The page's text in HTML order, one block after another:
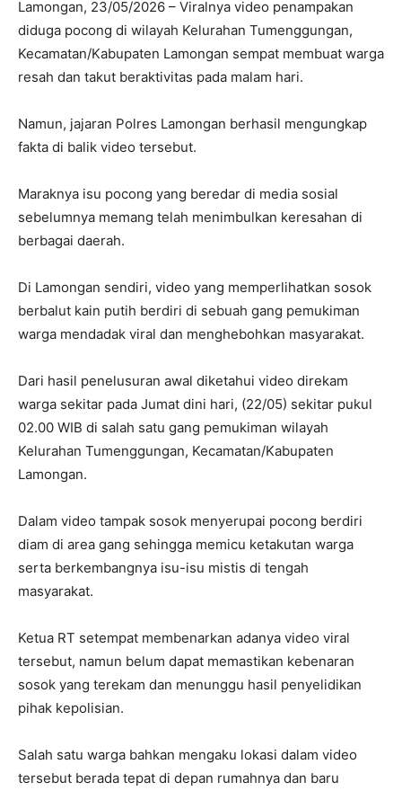
Lamongan, 23/05/2026 – Viralnya video penampakan
diduga pocong di wilayah Kelurahan Tumenggungan,
Kecamatan/Kabupaten Lamongan sempat membuat warga
resah dan takut beraktivitas pada malam hari.
Namun, jajaran Polres Lamongan berhasil mengungkap
fakta di balik video tersebut.
Maraknya isu pocong yang beredar di media sosial
sebelumnya memang telah menimbulkan keresahan di
berbagai daerah.
Di Lamongan sendiri, video yang memperlihatkan sosok
berbalut kain putih berdiri di sebuah gang pemukiman
warga mendadak viral dan menghebohkan masyarakat.
Dari hasil penelusuran awal diketahui video direkam
warga sekitar pada Jumat dini hari, (22/05) sekitar pukul
02.00 WIB di salah satu gang pemukiman wilayah
Kelurahan Tumenggungan, Kecamatan/Kabupaten
Lamongan.
Dalam video tampak sosok menyerupai pocong berdiri
diam di area gang sehingga memicu ketakutan warga
serta berkembangnya isu-isu mistis di tengah
masyarakat.
Ketua RT setempat membenarkan adanya video viral
tersebut, namun belum dapat memastikan kebenaran
sosok yang terekam dan menunggu hasil penyelidikan
pihak kepolisian.
Salah satu warga bahkan mengaku lokasi dalam video
tersebut berada tepat di depan rumahnya dan baru